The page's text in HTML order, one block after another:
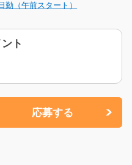
日勤（午前スタート）
ト
応募する